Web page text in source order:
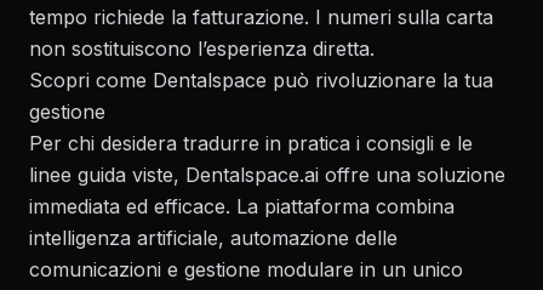
tempo richiede la fatturazione. I numeri sulla carta
non sostituiscono l’esperienza diretta.
Scopri come Dentalspace può rivoluzionare la tua
gestione
Per chi desidera tradurre in pratica i consigli e le
linee guida viste, Dentalspace.ai offre una soluzione
immediata ed efficace. La piattaforma combina
intelligenza artificiale, automazione delle
comunicazioni e gestione modulare in un unico